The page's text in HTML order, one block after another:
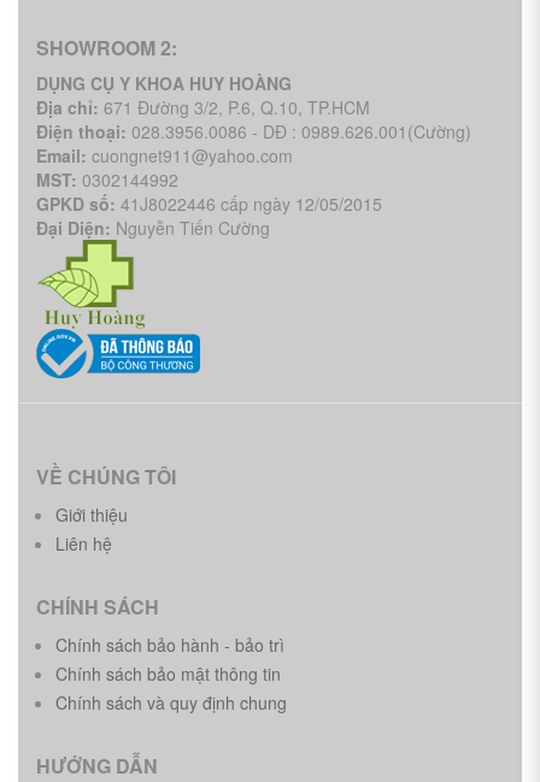
SHOWROOM 2:
DỤNG CỤ Y KHOA HUY HOÀNG
Địa chỉ: 671 Đường 3/2, P.6, Q.10, TP.HCM
Điện thoại: 028.3956.0086 - DĐ : 0989.626.001(Cường)
Email: cuongnet911@yahoo.com
MST: 0302144992
GPKD số: 41J8022446 cấp ngày 12/05/2015
Đại Diện: Nguyễn Tiến Cường
VỀ CHÚNG TÔI
Giới thiệu
Liên hệ
CHÍNH SÁCH
Chính sách bảo hành - bảo trì
Chính sách bảo mật thông tin
Chính sách và quy định chung
HƯỚNG DẪN